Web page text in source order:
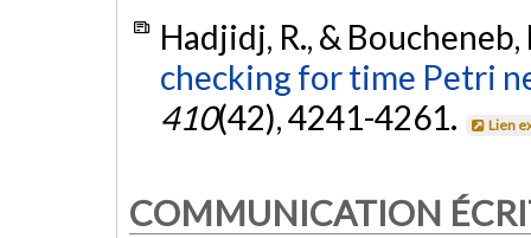
Hadjidj, R., &
checking for time Petri
410(42), 4241-4261. Lien
COMMUNICATION